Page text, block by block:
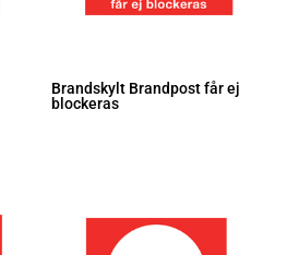
Brandskylt Brandpost får ej
blockeras